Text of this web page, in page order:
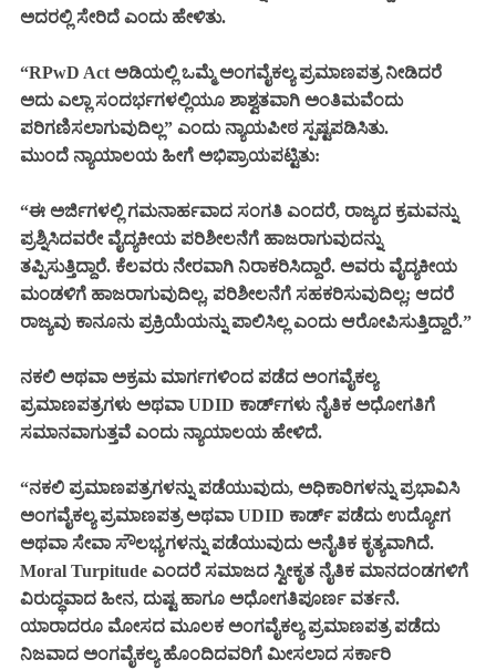
ಅದರಲ್ಲಿ ಸೇರಿದೆ ಎಂದು ಹೇಳಿತು.
“RPwD Act ಅಡಿಯಲ್ಲಿ ಒಮ್ಮೆ ಅಂಗವೈಕಲ್ಯ ಪ್ರಮಾಣಪತ್ರ ನೀಡಿದರೆ
ಅದು ಎಲ್ಲಾ ಸಂದರ್ಭಗಳಲ್ಲಿಯೂ ಶಾಶ್ವತವಾಗಿ ಅಂತಿಮವೆಂದು
ಪರಿಗಣಿಸಲಾಗುವುದಿಲ್ಲ” ಎಂದು ನ್ಯಾಯಪೀಠ ಸ್ಪಷ್ಟಪಡಿಸಿತು.
ಮುಂದೆ ನ್ಯಾಯಾಲಯ ಹೀಗೆ ಅಭಿಪ್ರಾಯಪಟ್ಟಿತು:
“ಈ ಅರ್ಜಿಗಳಲ್ಲಿ ಗಮನಾರ್ಹವಾದ ಸಂಗತಿ ಎಂದರೆ, ರಾಜ್ಯದ ಕ್ರಮವನ್ನು
ಪ್ರಶ್ನಿಸಿದವರೇ ವೈದ್ಯಕೀಯ ಪರಿಶೀಲನೆಗೆ ಹಾಜರಾಗುವುದನ್ನು
ತಪ್ಪಿಸುತ್ತಿದ್ದಾರೆ. ಕೆಲವರು ನೇರವಾಗಿ ನಿರಾಕರಿಸಿದ್ದಾರೆ. ಅವರು ವೈದ್ಯಕೀಯ
ಮಂಡಳಿಗೆ ಹಾಜರಾಗುವುದಿಲ್ಲ, ಪರಿಶೀಲನೆಗೆ ಸಹಕರಿಸುವುದಿಲ್ಲ; ಆದರೆ
ರಾಜ್ಯವು ಕಾನೂನು ಪ್ರಕ್ರಿಯೆಯನ್ನು ಪಾಲಿಸಿಲ್ಲ ಎಂದು ಆರೋಪಿಸುತ್ತಿದ್ದಾರೆ.”
ನಕಲಿ ಅಥವಾ ಅಕ್ರಮ ಮಾರ್ಗಗಳಿಂದ ಪಡೆದ ಅಂಗವೈಕಲ್ಯ
ಪ್ರಮಾಣಪತ್ರಗಳು ಅಥವಾ UDID ಕಾರ್ಡ್‌ಗಳು ನೈತಿಕ ಅಧೋಗತಿಗೆ
ಸಮಾನವಾಗುತ್ತವೆ ಎಂದು ನ್ಯಾಯಾಲಯ ಹೇಳಿದೆ.
“ನಕಲಿ ಪ್ರಮಾಣಪತ್ರಗಳನ್ನು ಪಡೆಯುವುದು, ಅಧಿಕಾರಿಗಳನ್ನು ಪ್ರಭಾವಿಸಿ
ಅಂಗವೈಕಲ್ಯ ಪ್ರಮಾಣಪತ್ರ ಅಥವಾ UDID ಕಾರ್ಡ್ ಪಡೆದು ಉದ್ಯೋಗ
ಅಥವಾ ಸೇವಾ ಸೌಲಭ್ಯಗಳನ್ನು ಪಡೆಯುವುದು ಅನೈತಿಕ ಕೃತ್ಯವಾಗಿದೆ.
Moral Turpitude ಎಂದರೆ ಸಮಾಜದ ಸ್ವೀಕೃತ ನೈತಿಕ ಮಾನದಂಡಗಳಿಗೆ
ವಿರುದ್ಧವಾದ ಹೀನ, ದುಷ್ಟ ಹಾಗೂ ಅಧೋಗತಿಪೂರ್ಣ ವರ್ತನೆ.
ಯಾರಾದರೂ ಮೋಸದ ಮೂಲಕ ಅಂಗವೈಕಲ್ಯ ಪ್ರಮಾಣಪತ್ರ ಪಡೆದು
ನಿಜವಾದ ಅಂಗವೈಕಲ್ಯ ಹೊಂದಿದವರಿಗೆ ಮೀಸಲಾದ ಸರ್ಕಾರಿ